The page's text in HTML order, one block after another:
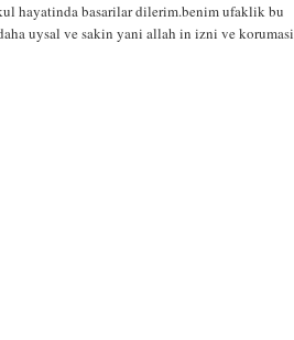
hayatinda basarilar dilerim.benim ufaklik bu
uysal ve sakin yani allah in izni ve korumasi